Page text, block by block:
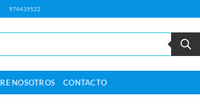
974439522
NOSOTROS CONTACTO